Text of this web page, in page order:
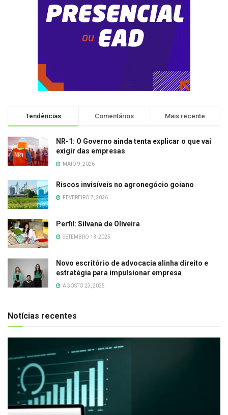
Tendências Comentários Mais recente
NR-1: O Governo ainda tenta explicar o que vai
exigir das empresas
MAIO 9, 2026
Riscos invisíveis no agronegócio goiano
FEVEREIRO 7, 2026
Perfil: Silvana de Oliveira
SETEMBRO 13, 2025
Novo escritório de advocacia alinha direito e
estratégia para impulsionar empresa
AGOSTO 23, 2025
Notícias recentes